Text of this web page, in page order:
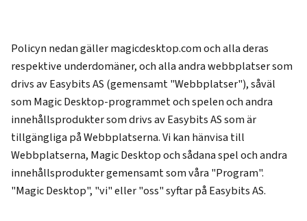
Policyn nedan gäller magicdesktop.com och alla deras
respektive underdomäner, och alla andra webbplatser som
drivs av Easybits AS (gemensamt "Webbplatser"), såväl
som Magic Desktop-programmet och spelen och andra
innehållsprodukter som drivs av Easybits AS som är
tillgängliga på Webbplatserna. Vi kan hänvisa till
Webbplatserna, Magic Desktop och sådana spel och andra
innehållsprodukter gemensamt som våra "Program".
"Magic Desktop", "vi" eller "oss" syftar på Easybits AS.